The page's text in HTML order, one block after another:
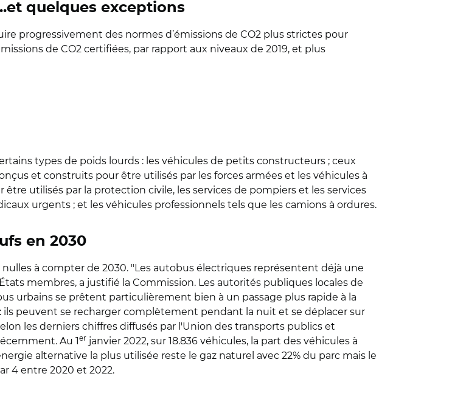
quelques exceptions
progressivement des normes d’émissions de CO2 plus strictes pour
de CO2 certifiées, par rapport aux niveaux de 2019, et plus
types de poids lourds : les véhicules de petits constructeurs ; ceux
et construits pour être utilisés par les forces armées et les véhicules à
utilisés par la protection civile, les services de pompiers et les services
urgents ; et les véhicules professionnels tels que les camions à ordures.
en 2030
à compter de 2030. "Les autobus électriques représentent déjà une
membres, a justifié la Commission. Les autorités publiques locales de
urbains se prêtent particulièrement bien à un passage plus rapide à la
peuvent se recharger complètement pendant la nuit et se déplacer sur
les derniers chiffres diffusés par l'Union des transports publics et
Au 1er janvier 2022, sur 18.836 véhicules, la part des véhicules à
alternative la plus utilisée reste le gaz naturel avec 22% du parc mais le
4 entre 2020 et 2022.